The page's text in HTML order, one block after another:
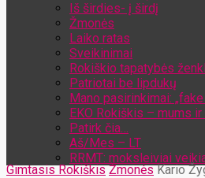
Iš širdies- į širdį
Žmonės
Laiko ratas
Sveikinimai
Rokiškio tapatybės
Patriotai be lipdukų
Mano pasirinkimai: „fake
EKO Rokiškis – mums
Patirk čia…
Aš/Mes – LT
RRMT: moksleiviai
Gimtasis Rokiškis Žmonės Kario